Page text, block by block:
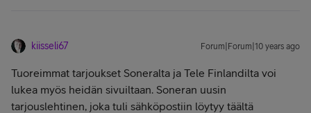
kiisseli67 Forum|Forum|10 years ago
Tuoreimmat tarjoukset Soneralta ja Tele Finlandilta voi
lukea myös heidän sivuiltaan. Soneran uusin
tarjouslehtinen, joka tuli sähköpostiin löytyy täältä